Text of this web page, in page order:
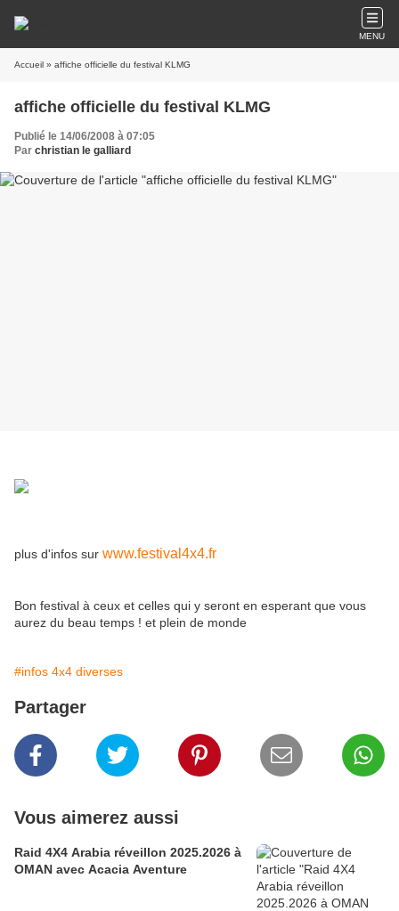
MENU
Accueil » affiche officielle du festival KLMG
affiche officielle du festival KLMG
Publié le 14/06/2008 à 07:05
Par christian le galliard
plus d'infos sur www.festival4x4.fr
Bon festival à ceux et celles qui y seront en esperant que vous
aurez du beau temps ! et plein de monde
#infos 4x4 diverses
Partager
Vous aimerez aussi
Raid 4X4 Arabia réveillon 2025.2026 à
OMAN avec Acacia Aventure